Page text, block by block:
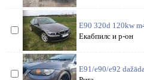
E90 320d 120kw
Екабпилс и р-он
E91/e90/e92